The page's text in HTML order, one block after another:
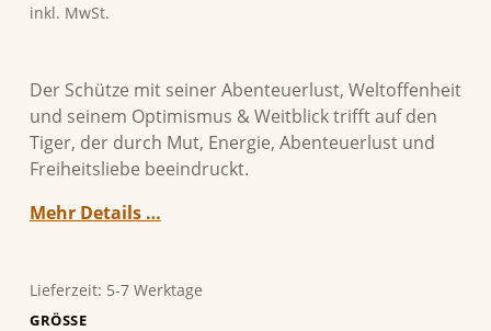
inkl. MwSt.
Der Schütze mit seiner Abenteuerlust, Weltoffenheit
und seinem Optimismus & Weitblick trifft auf den
Tiger, der durch Mut, Energie, Abenteuerlust und
Freiheitsliebe beeindruckt.
Mehr Details …
Lieferzeit: 5-7 Werktage
GRÖSSE